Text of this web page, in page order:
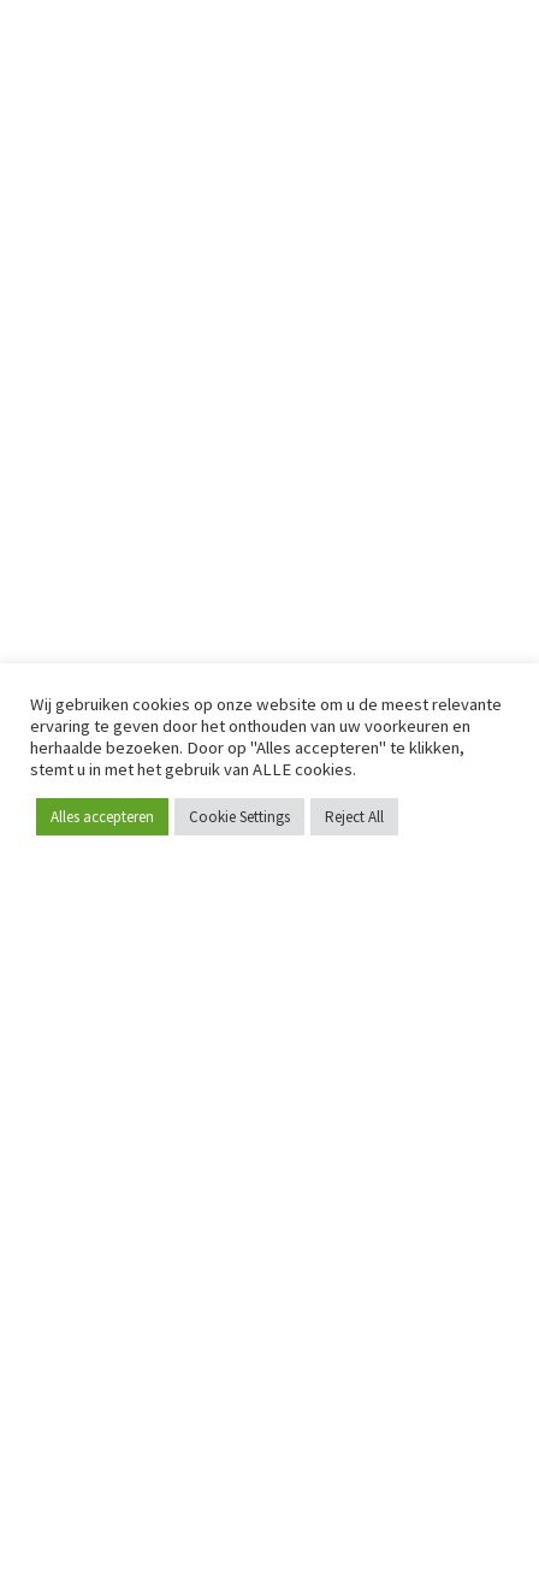
Word lid
Wij gebruiken cookies op onze website om u de meest relevante
ervaring te geven door het onthouden van uw voorkeuren en
herhaalde bezoeken. Door op "Alles accepteren" te klikken,
stemt u in met het gebruik van ALLE cookies.
Alles accepteren Cookie Settings Reject All